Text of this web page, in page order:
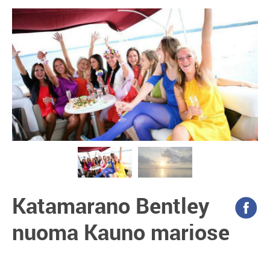
Katamarano Bentley
nuoma Kauno mariose